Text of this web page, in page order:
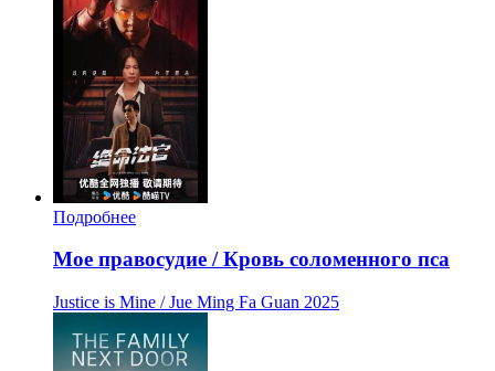
Подробнее
Мое правосудие / Кровь соломенного пса
Justice is Mine / Jue Ming Fa Guan 2025